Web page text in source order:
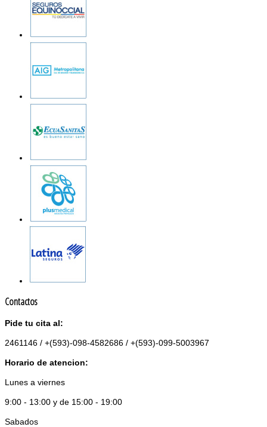
Contactos
Pide tu cita al:
2461146 / +(593)-098-4582686 / +(593)-099-5003967
Horario de atencion:
Lunes a viernes
9:00 - 13:00 y de 15:00 - 19:00
Sabados